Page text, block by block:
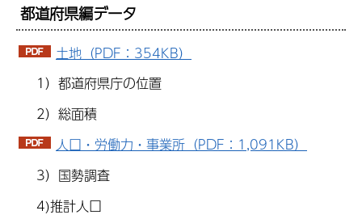
都道府県編データ
土地（PDF：354KB）
1）都道府県庁の位置
2）総面積
人口・労働力・事業所（PDF：1,091KB）
3）国勢調査
4)推計人口